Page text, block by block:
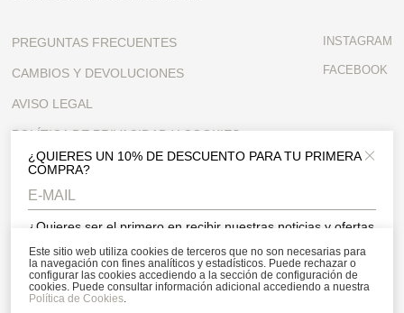
¿QUIERES UN 10% DE DESCUENTO PARA TU PRIMERA
COMPRA?
Close
¿Quieres ser el primero en recibir nuestras noticias y ofertas
descuento en tu primera compra.
Acepto la política de privacidad y de cookies, y acepto recibir
PREGUNTAS FRECUENTES
CAMBIOS Y DEVOLUCIONES
AVISO LEGAL
POLÍTICA DE PRIVACIDAD Y COOKIES
CONDICIONES GENERALES
CONTACTO
INSTAGRAM
FACEBOOK
SUSCRÍBETE A NUESTRA NEWSLETTER
Este sitio web utiliza cookies de terceros que no son necesarias para
la navegación con fines analíticos y estadísticos. Puede rechazar o
configurar las cookies accediendo a la sección de configuración de
cookies. Puede consultar información adicional accediendo a nuestra
Política de Cookies.